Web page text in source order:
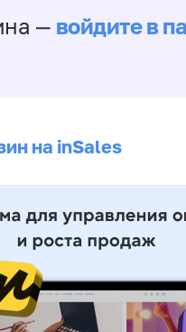
— войдите в
на inSales